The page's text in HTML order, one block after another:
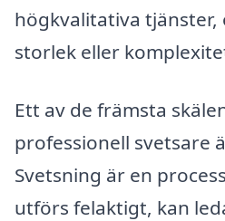
högkvalitativa
storlek eller
Ett av de främsta
professionell svetsare
Svetsning är en
utförs felaktigt, kan